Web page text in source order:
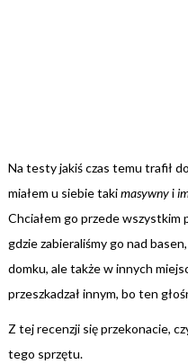
Na testy jakiś czas temu trafił
miałem u siebie takimasywnyi
Chciałem go przede
gdzie zabieraliśmy go nad
domku, ale także w innych
przeszkadzał innym, bo ten
Z tej recenzji się przekonacie,
tego sprzętu.